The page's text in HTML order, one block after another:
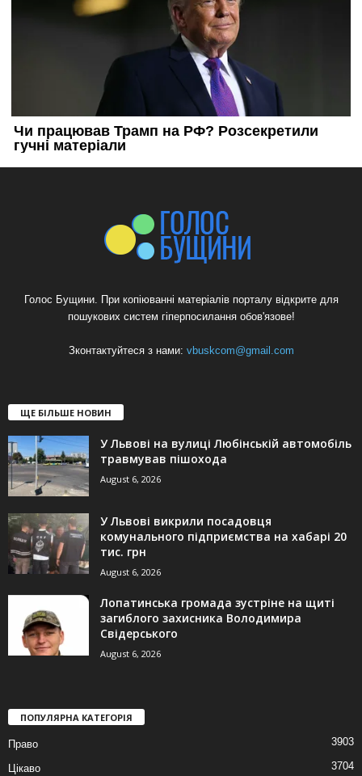
Голос Бущини. При копіюванні матеріалів порталу відкрите для
пошукових систем гіперпосилання обов'язове!
Зконтактуйтеся з нами: vbuskcom@gmail.com
ЩЕ БІЛЬШЕ НОВИН
У Львові на вулиці Любінській автомобіль
травмував пішохода
August 6, 2026
У Львові викрили посадовця
комунального підприємства на хабарі 20
тис. грн
August 6, 2026
Лопатинська громада зустріне на щиті
загиблого захисника Володимира
Свідерського
August 6, 2026
ПОПУЛЯРНА КАТЕГОРІЯ
Право 3903
Цікаво 3704